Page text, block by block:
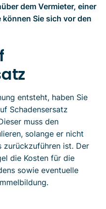
dem Vermieter, einer
Sie sich vor den
entsteht, haben Sie
Schadensersatz
muss den
solange er nicht
zurückzuführen ist. Der
die Kosten für die
sowie eventuelle